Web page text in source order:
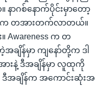
နာဂစ်နောက်ပိုင်းမှာတော့
က တအားတက်လာတယ်။
Awareness က တ
န်မှာ ကျနော်တို့က ဒါ
ားနဲ့ ဒီအချိန်မှာ လူထုကို
ဒီအချိန်က အကောင်းဆုံးအ